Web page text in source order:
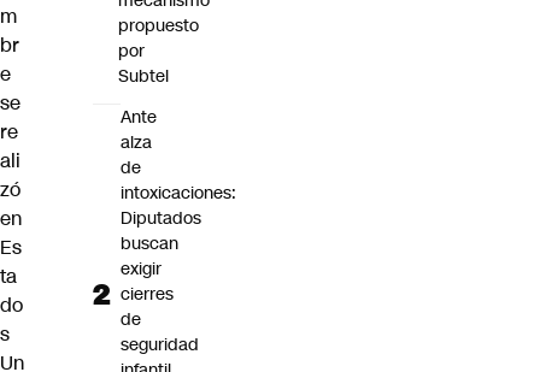
m
br
e
se
re
ali
zó
en
Es
ta
do
s
Un
propuesto
por
Subtel
Ante
alza
de
intoxicaciones:
Diputados
buscan
exigir
cierres
de
seguridad